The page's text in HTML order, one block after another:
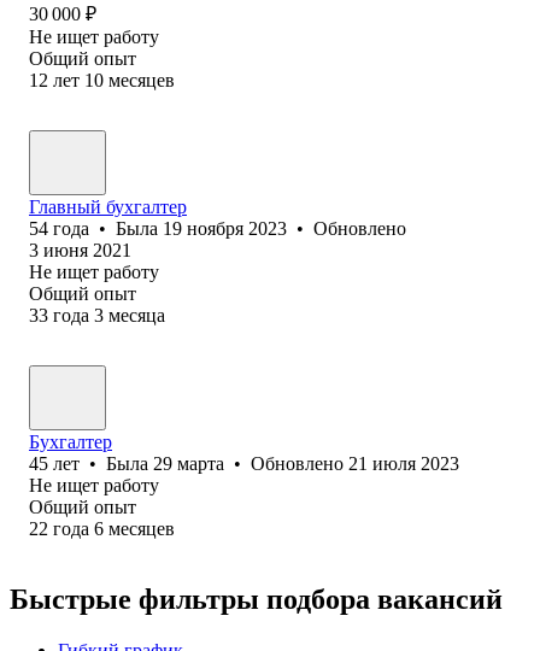
30 000 ₽
Не ищет работу
Общий опыт
12 лет 10 месяцев
Главный бухгалтер
54 года • Была 19 ноября 2023 • Обновлено
3 июня 2021
Не ищет работу
Общий опыт
33 года 3 месяца
Бухгалтер
45 лет • Была 29 марта • Обновлено 21 июля 2023
Не ищет работу
Общий опыт
22 года 6 месяцев
Быстрые фильтры подбора вакансий